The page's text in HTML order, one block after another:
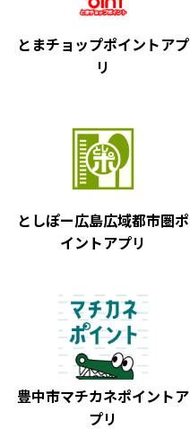
とまチョップポイントアプ
リ
としぽー広島広域都市圏ポ
イントアプリ
豊中市マチカネポイントア
プリ